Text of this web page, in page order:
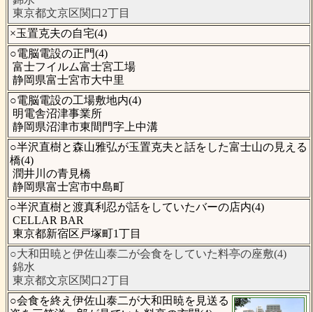
東京都文京区関口2丁目
×玉置克夫の自宅(4)
○電脳電設の正門(4)
富士フイルム富士宮工場
静岡県富士宮市大中里
○電脳電設の工場敷地内(4)
明電舎沼津事業所
静岡県沼津市東間門字上中溝
○半沢直樹と森山雅弘が玉置克夫と話をした富士山の見える
橋(4)
潤井川の青見橋
静岡県富士宮市中島町
○半沢直樹と渡真利忍が話をしていたバーの店内(4)
CELLAR BAR
東京都新宿区戸塚町1丁目
○大和田暁と伊佐山泰二が会食をしていた料亭の座敷(4)
錦水
東京都文京区関口2丁目
○会食を終え伊佐山泰二が大和田暁を見送る